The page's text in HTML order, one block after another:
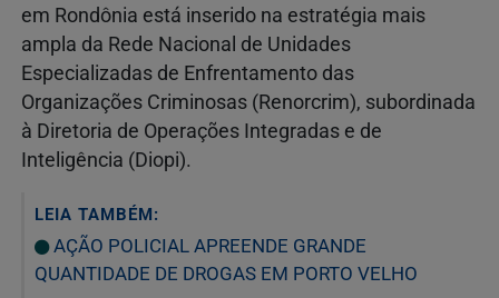
em Rondônia está inserido na estratégia mais
ampla da Rede Nacional de Unidades
Especializadas de Enfrentamento das
Organizações Criminosas (Renorcrim), subordinada
à Diretoria de Operações Integradas e de
Inteligência (Diopi).
LEIA TAMBÉM:
AÇÃO POLICIAL APREENDE GRANDE
QUANTIDADE DE DROGAS EM PORTO VELHO